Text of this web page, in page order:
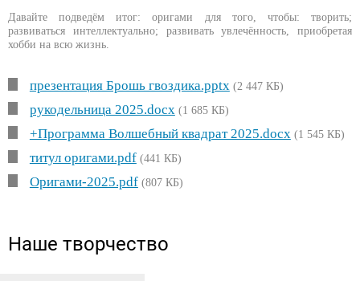
Давайте подведём итог: оригами для того, чтобы: творить;
развиваться интеллектуально; развивать увлечённость, приобретая
хобби на всю жизнь.
презентация Брошь гвоздика.pptx (2 447 КБ)
рукодельница 2025.docx (1 685 КБ)
+Программа Волшебный квадрат 2025.docx (1 545 КБ)
титул оригами.pdf (441 КБ)
Оригами-2025.pdf (807 КБ)
Наше творчество